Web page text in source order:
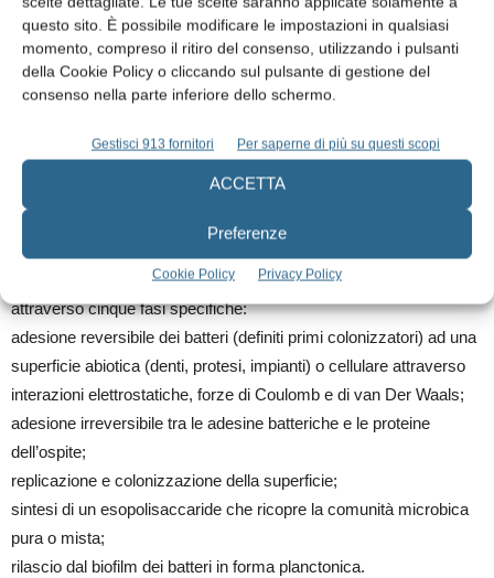
questo sito. È possibile modificare le impostazioni in qualsiasi
momento, compreso il ritiro del consenso, utilizzando i pulsanti
della Cookie Policy o cliccando sul pulsante di gestione del
consenso nella parte inferiore dello schermo.
Gestisci 913 fornitori Per saperne di più su questi scopi
ACCETTA
Preferenze
Cookie Policy Privacy Policy
A e B: immagini al microscopio a fluorescenza;
C e D: immagini al microscopio atomico.
A: batteri adesi a cellule
B: batteri ricoperti da esopolisaccaride (biofilm)
C: batteri con iniziale biofilm
Dalla fig. 7 appare chiaramente come batteri in biofilm possono
essere adesi anche a cellule epiteliali a livello della mucosa e
pertanto in soggetti edentuli possono essere presenti e provocare
infezioni anche severe (7).
Occorre sottolineare che la formazione del biofilm avviene
attraverso cinque fasi specifiche:
adesione reversibile dei batteri (definiti primi colonizzatori) ad una
superficie abiotica (denti, protesi, impianti) o cellulare attraverso
interazioni elettrostatiche, forze di Coulomb e di van Der Waals;
adesione irreversibile tra le adesine batteriche e le proteine
dell’ospite;
replicazione e colonizzazione della superficie;
sintesi di un esopolisaccaride che ricopre la comunità microbica
pura o mista;
rilascio dal biofilm dei batteri in forma planctonica.